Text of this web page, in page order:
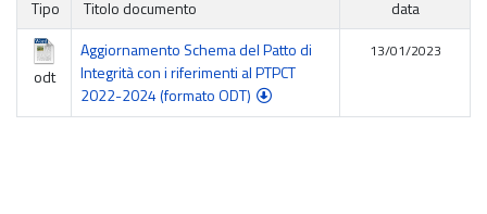
Tipo Titolo documento data
odt
Aggiornamento Schema del Patto di
Integrità con i riferimenti al PTPCT
2022-2024 (formato ODT)
13/01/2023